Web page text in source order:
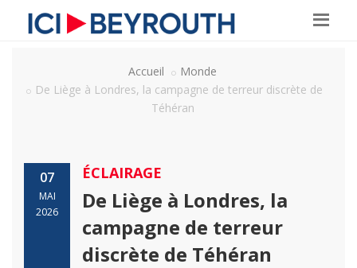
Accueil
Monde
De Liège à Londres, la campagne de terreur discrète de
Téhéran
07
MAI
2026
ÉCLAIRAGE
De Liège à Londres, la
campagne de terreur
discrète de Téhéran